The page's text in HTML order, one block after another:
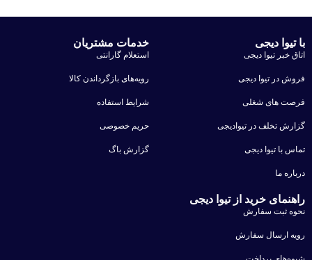
با تیوا دیجی
اتاق خبر تیوا دیجی
فروش در تیوا دیجی
فرصت های شغلی
گزارش تخلف در تیوادیجی
تماس با تیوا دیجی
درباره ما
خدمات مشتریان
استعلام گارانتی
رویه‌های بازگرداندن کالا
شرایط استفاده
حریم خصوصی
گزارش باگ
راهنمای خرید از تیوا دیجی
نحوه ثبت سفارش
رویه ارسال سفارش